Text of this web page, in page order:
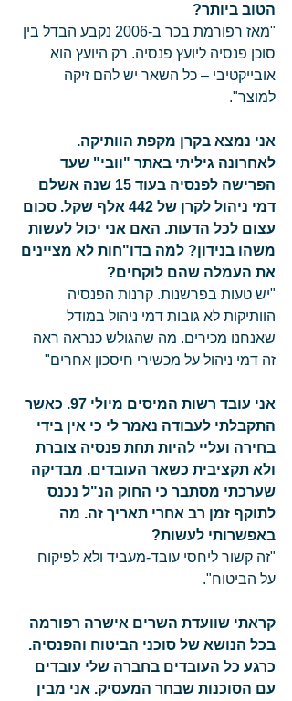
הטוב ביותר?
"מאז רפורמת בכר ב-2006 נקבע הבדל בין
סוכן פנסיה ליועץ פנסיה. רק היועץ הוא
אובייקטיבי – כל השאר יש להם זיקה
למוצר".
אני נמצא בקרן מקפת הוותיקה.
לאחרונה גיליתי באתר "וובי" שעד
הפרישה לפנסיה בעוד 15 שנה אשלם
דמי ניהול לקרן של 442 אלף שקל. סכום
עצום לכל הדעות. האם אני יכול לעשות
משהו בנידון? למה בדו"חות לא מציינים
את העמלה שהם לוקחים?
"יש טעות בפרשנות. קרנות הפנסיה
הוותיקות לא גובות דמי ניהול במודל
שאנחנו מכירים. מה שהגולש כנראה ראה
זה דמי ניהול על מכשירי חיסכון אחרים"
אני עובד רשות המיסים מיולי 97. כאשר
התקבלתי לעבודה נאמר לי כי אין בידי
בחירה ועליי להיות תחת פנסיה צוברת
ולא תקציבית כשאר העובדים. מבדיקה
שערכתי מסתבר כי החוק הנ"ל נכנס
לתוקף זמן רב אחרי תאריך זה. מה
באפשרותי לעשות?
"זה קשור ליחסי עובד-מעביד ולא לפיקוח
על הביטוח".
קראתי שוועדת השרים אישרה רפורמה
בכל הנושא של סוכני הביטוח והפנסיה.
כרגע כל העובדים בחברה שלי עובדים
עם הסוכנות שבחר המעסיק. אני מבין